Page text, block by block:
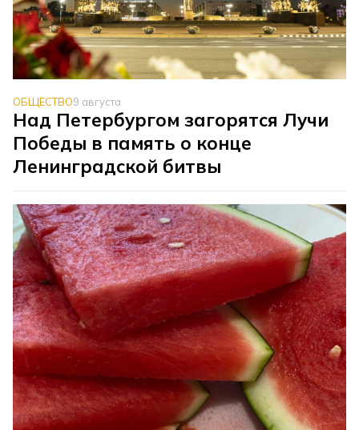
ОБЩЕСТВО9 августа
Над Петербургом загорятся Лучи
Победы в память о конце
Ленинградской битвы